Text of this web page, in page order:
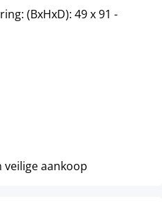
(BxHxD): 49 x 91 -
veilige aankoop